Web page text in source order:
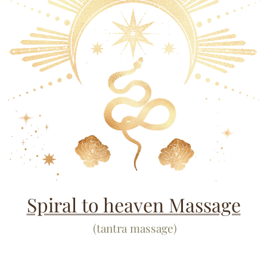
Spiral to heaven Massage
(tantra massage)